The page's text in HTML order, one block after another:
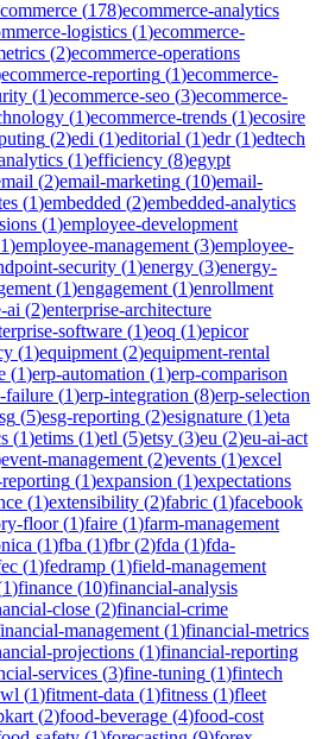
(178)ecommerce-analytics
logistics (1)ecommerce-
(2)ecommerce-operations
ecommerce-reporting (1)ecommerce-
(1)ecommerce-seo (3)ecommerce-
(1)ecommerce-trends (1)ecosire
(2)edi (1)editorial (1)edr(1)edtech
(1)efficiency (8)egypt
(2)email-marketing (10)email-
(1)embedded (2)embedded-analytics
(1)employee-development
1)employee-management (3)employee-
security (1)energy (3)energy-
(1)engagement (1)enrollment
ai (2)enterprise-architecture
software (1)eoq (1)epicor
(1)equipment (2)equipment-rental
(1)erp-automation (1)erp-comparison
failure (1)erp-integration (8)erp-selection
(5)esg-reporting (2)esignature (1)eta
(1)etims (1)etl (5)etsy (3)eu (2)eu-ai-act
event-management (2)events (1)excel
(1)expansion (1)expectations
(1)extensibility (2)fabric (1)facebook
floor(1)faire (1)farm-management
(1)fba (1)fbr(2)fda (1)fda-
(1)fedramp (1)field-management
1)finance (10)financial-analysis
close (2)financial-crime
management (1)financial-metrics
projections (1)financial-reporting
services (3)fine-tuning (1)fintech
(1)fitment-data (1)fitness (1)fleet
(2)food-beverage (4)food-cost